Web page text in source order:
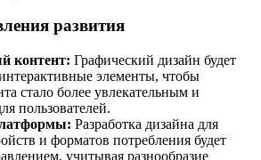
развития
контент: Графический дизайн будет
элементы, чтобы
стало более увлекательным и
пользователей.
Разработка дизайна для
и форматов потребления будет
учитывая разнообразие